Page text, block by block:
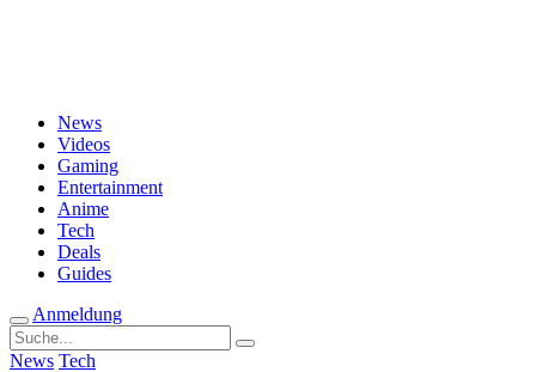
News
Videos
Gaming
Entertainment
Anime
Tech
Deals
Guides
Anmeldung
Suche
nach:
News Tech